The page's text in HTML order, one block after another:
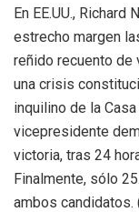
En EE.UU.,
estrecho margen
reñido recuento de
una crisis
inquilino de la
vicepresidente
victoria, tras 24
Finalmente, sólo
ambos candidatos.